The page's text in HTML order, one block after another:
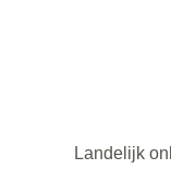
Landelijk